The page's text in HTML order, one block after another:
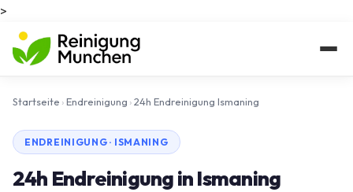
>
Startseite ›Endreinigung ›24h Endreinigung Ismaning
ENDREINIGUNG · ISMANING
24h Endreinigung in Ismaning